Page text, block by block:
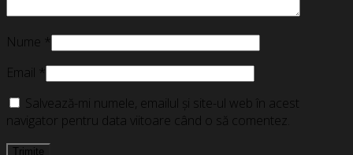
Nume *
Email *
Salvează-mi numele, emailul și site-ul web în acest
navigator pentru data viitoare când o să comentez.